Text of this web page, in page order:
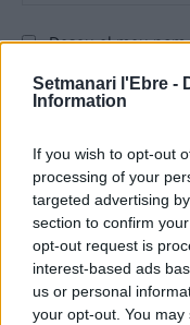
Setmanari l'Ebre -
Information
If you wish to opt-out
processing of your
targeted advertising
section to confirm
opt-out request is
interest-based ads
us or personal
your opt-out. You
Deseu el meu
aquest navegador
ÚLTIMES NOTÍCIES